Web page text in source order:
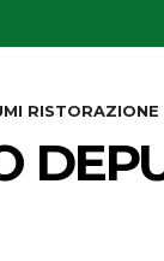
RISTORAZIONE